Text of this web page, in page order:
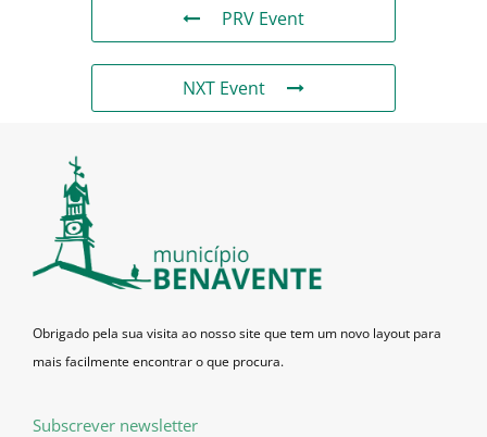
PRV Event
NXT Event
Obrigado pela sua visita ao nosso site que tem um novo layout para
mais facilmente encontrar o que procura.
Subscrever newsletter